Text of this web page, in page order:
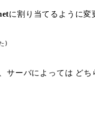
に割り当てるように変
)
サーバによっては ど